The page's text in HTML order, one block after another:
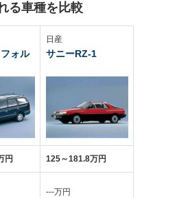
る車種を比較
ォル
円
日産
サニーRZ-1
125～181.8万円
‐‐‐万円